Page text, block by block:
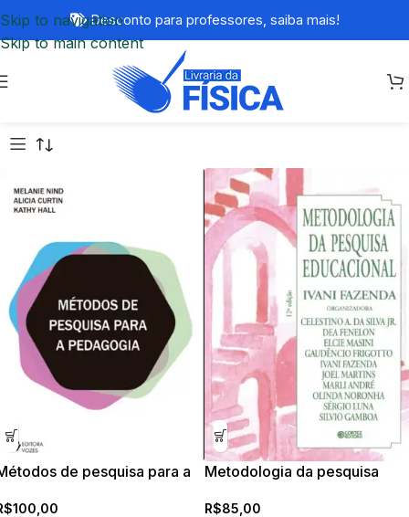
Skip to navigation
Skip to main content
Desconto para professores, saiba mais!
de pesquisa para a
100,00
Metodologia da pesquisa
R$85,00